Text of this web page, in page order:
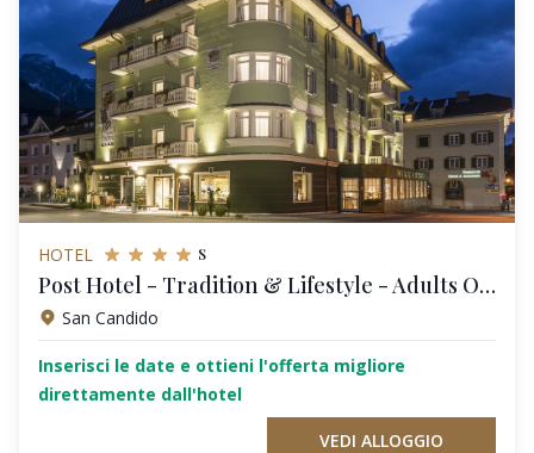
HOTEL s
Post Hotel - Tradition & Lifestyle - Adults Only
San Candido
Inserisci le date e ottieni l'offerta migliore
direttamente dall'hotel
VEDI ALLOGGIO